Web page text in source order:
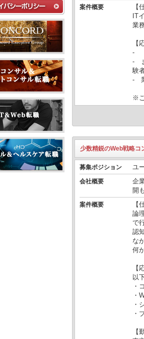
案件概要
【
IT
業
【
-
-
験
-
※
少数精鋭のWeb戦略コ
募集ポジション ユ
会社概要
企
開
案件概要
【
論
で
認
な
何
【
以
・
・
・
・
【